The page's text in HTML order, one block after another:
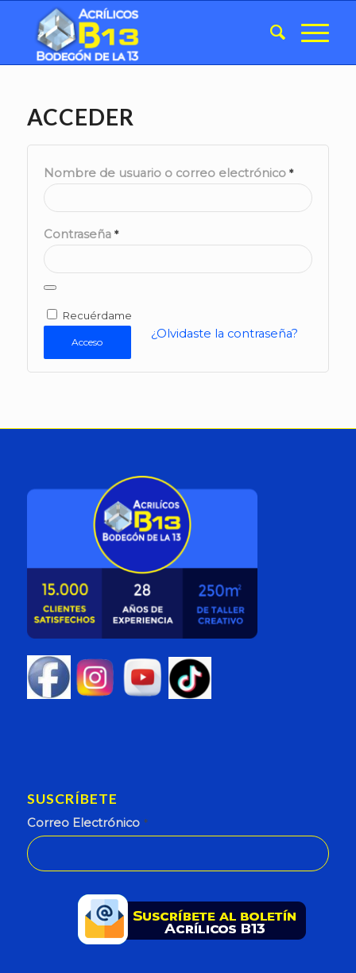
ACCEDER
Nombre de usuario o correo electrónico *
Contraseña *
Recuérdame
Acceso
¿Olvidaste la contraseña?
SUSCRÍBETE
Correo Electrónico *